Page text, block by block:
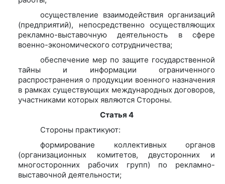
осуществление взаимодействия организаций
(предприятий), непосредственно осуществляющих
рекламно-выставочную деятельность в сфере
военно-экономического сотрудничества;
обеспечение мер по защите государственной
тайны и информации ограниченного
распространения о продукции военного назначения
в рамках существующих международных договоров,
участниками которых являются Стороны.
Статья 4
Стороны практикуют:
формирование коллективных органов
(организационных комитетов, двусторонних и
многосторонних рабочих групп) по рекламно-
выставочной деятельности;